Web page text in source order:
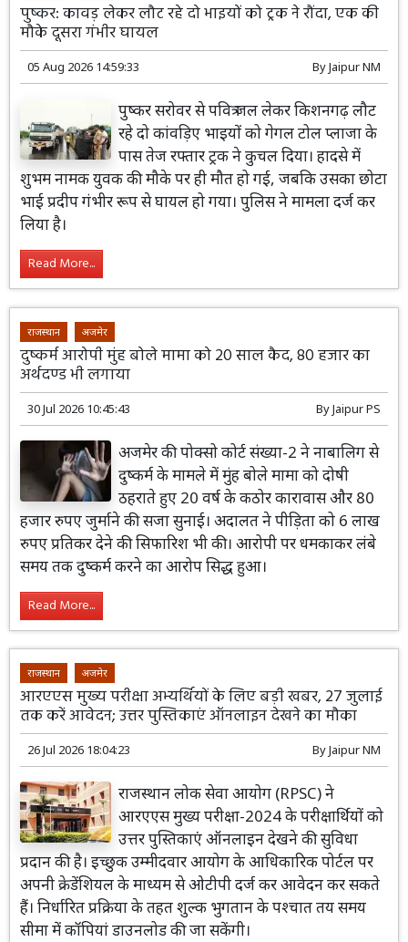
पुष्कर: कावड़ लेकर लौट रहे दो भाइयों को ट्रक ने रौंदा, एक की
मौके दूसरा गंभीर घायल
05 Aug 2026 14:59:33 ByJaipur NM
पुष्कर सरोवर से पवित्र जल लेकर किशनगढ़ लौट
रहे दो कांवड़िए भाइयों को गेगल टोल प्लाजा के
पास तेज रफ्तार ट्रक ने कुचल दिया। हादसे में
शुभम नामक युवक की मौके पर ही मौत हो गई, जबकि उसका छोटा
भाई प्रदीप गंभीर रूप से घायल हो गया। पुलिस ने मामला दर्ज कर
लिया है।
Read More...
राजस्थान अजमेर
दुष्कर्म आरोपी मुंह बोले मामा को 20 साल कैद, 80 हजार का
अर्थदण्ड भी लगाया
30 Jul 2026 10:45:43 ByJaipur PS
अजमेर की पोक्सो कोर्ट संख्या-2 ने नाबालिग से
दुष्कर्म के मामले में मुंह बोले मामा को दोषी
ठहराते हुए 20 वर्ष के कठोर कारावास और 80
हजार रुपए जुर्माने की सजा सुनाई। अदालत ने पीड़िता को 6 लाख
रुपए प्रतिकर देने की सिफारिश भी की। आरोपी पर धमकाकर लंबे
समय तक दुष्कर्म करने का आरोप सिद्ध हुआ।
Read More...
राजस्थान अजमेर
आरएएस मुख्य परीक्षा अभ्यर्थियों के लिए बड़ी खबर, 27 जुलाई
तक करें आवेदन; उत्तर पुस्तिकाएं ऑनलाइन देखने का मौका
26 Jul 2026 18:04:23 ByJaipur NM
राजस्थान लोक सेवा आयोग (RPSC) ने
आरएएस मुख्य परीक्षा-2024 के परीक्षार्थियों को
उत्तर पुस्तिकाएं ऑनलाइन देखने की सुविधा
प्रदान की है। इच्छुक उम्मीदवार आयोग के आधिकारिक पोर्टल पर
अपनी क्रेडेंशियल के माध्यम से ओटीपी दर्ज कर आवेदन कर सकते
हैं। निर्धारित प्रक्रिया के तहत शुल्क भुगतान के पश्चात तय समय
सीमा में कॉपियां डाउनलोड की जा सकेंगी।